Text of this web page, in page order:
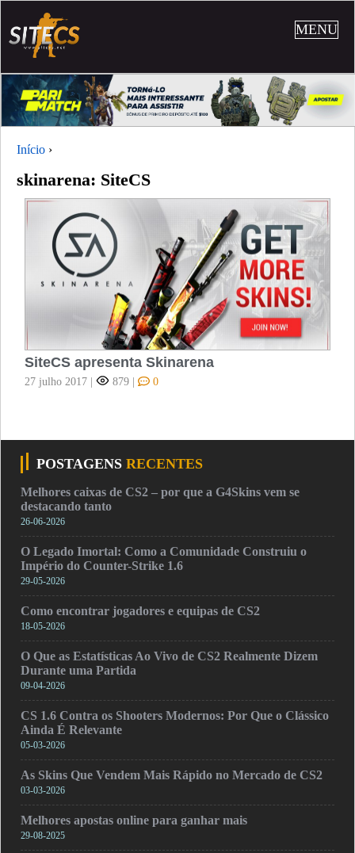
MENU
Início ›
skinarena: SiteCS
SiteCS apresenta Skinarena
27 julho 2017 | 879 | 0
POSTAGENS RECENTES
Melhores caixas de CS2 – por que a G4Skins vem se
destacando tanto
26-06-2026
O Legado Imortal: Como a Comunidade Construiu o
Império do Counter-Strike 1.6
29-05-2026
Como encontrar jogadores e equipas de CS2
18-05-2026
O Que as Estatísticas Ao Vivo de CS2 Realmente Dizem
Durante uma Partida
09-04-2026
CS 1.6 Contra os Shooters Modernos: Por Que o Clássico
Ainda É Relevante
05-03-2026
As Skins Que Vendem Mais Rápido no Mercado de CS2
03-03-2026
Melhores apostas online para ganhar mais
29-08-2025